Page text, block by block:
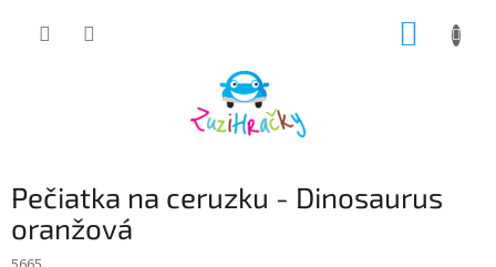
Pečiatka na ceruzku - Dinosaurus
oranžová